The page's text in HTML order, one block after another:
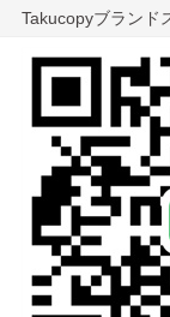
Takucopyブランド